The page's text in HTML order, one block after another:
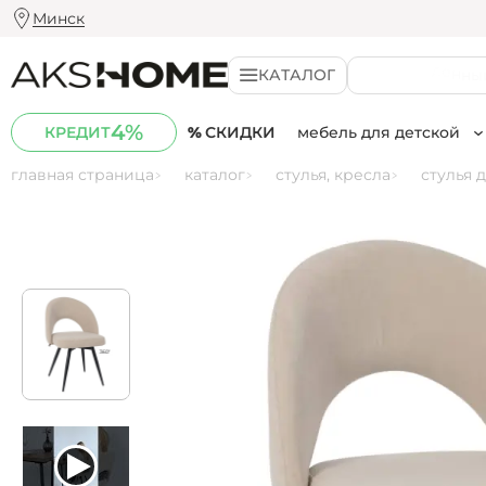
Минск
КАТАЛОГ
кухонные
компьютерные
детские
кресла
кресла-качалки
садовые
КРЕДИТ4% СКИДКИ мебель для детской
Комната для
главная страница каталог стулья, кресла стулья